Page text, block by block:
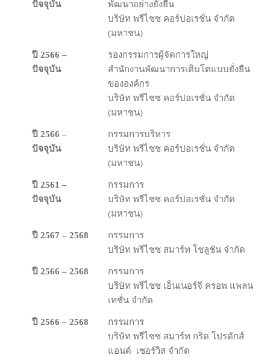
ปัจจุบัน
พัฒนาอย่างยั่งยืน
บริษัท พรีไซซ คอร์ปอเรชั่น จำกัด
(มหาชน)
ปี 2566 –
ปัจจุบัน
รองกรรมการผู้จัดการใหญ่
สำนักงานพัฒนาการเติบโตแบบยั่งยืน
ขององค์กร
บริษัท พรีไซซ คอร์ปอเรชั่น จำกัด
(มหาชน)
ปี 2566 –
ปัจจุบัน
กรรมการบริหาร
บริษัท พรีไซซ คอร์ปอเรชั่น จำกัด
(มหาชน)
ปี 2561 –
ปัจจุบัน
กรรมการ
บริษัท พรีไซซ คอร์ปอเรชั่น จำกัด
(มหาชน)
ปี 2567 – 2568
กรรมการ
บริษัท พรีไซซ สมาร์ท โซลูชัน จํากัด
ปี 2566 – 2568
กรรมการ
บริษัท พรีไซซ เอ็นเนอร์จี ครอพ แพลน
เทชั่น จํากัด
ปี 2566 – 2568
กรรมการ
บริษัท พรีไซซ สมาร์ท กริด โปรดักส์
แอนด์ เซอร์วิส จำกัด